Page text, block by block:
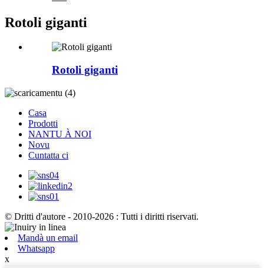
Rotoli giganti
Rotoli giganti
Casa
Prodotti
NANTU À NOI
Novu
Cuntatta ci
© Dritti d'autore - 2010-2026 : Tutti i diritti riservati.
Mandà un email
Whatsapp
x